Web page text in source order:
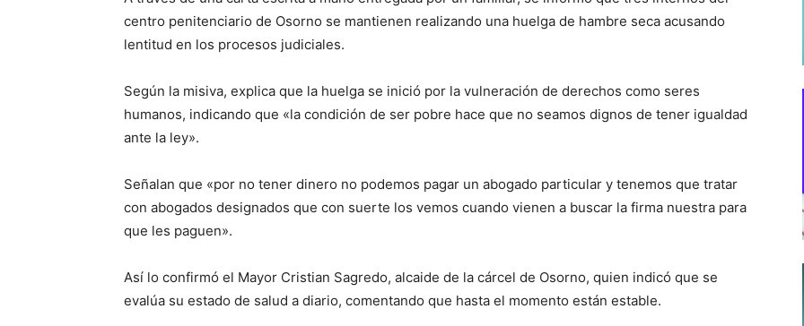
centro penitenciario de Osorno se mantienen realizando una huelga de hambre seca acusando
lentitud en los procesos judiciales.
Según la misiva, explica que la huelga se inició por la vulneración de derechos como seres
humanos, indicando que «la condición de ser pobre hace que no seamos dignos de tener igualdad
ante la ley».
Señalan que «por no tener dinero no podemos pagar un abogado particular y tenemos que tratar
con abogados designados que con suerte los vemos cuando vienen a buscar la firma nuestra para
que les paguen».
Así lo confirmó el Mayor Cristian Sagredo, alcaide de la cárcel de Osorno, quien indicó que se
evalúa su estado de salud a diario, comentando que hasta el momento están estable.